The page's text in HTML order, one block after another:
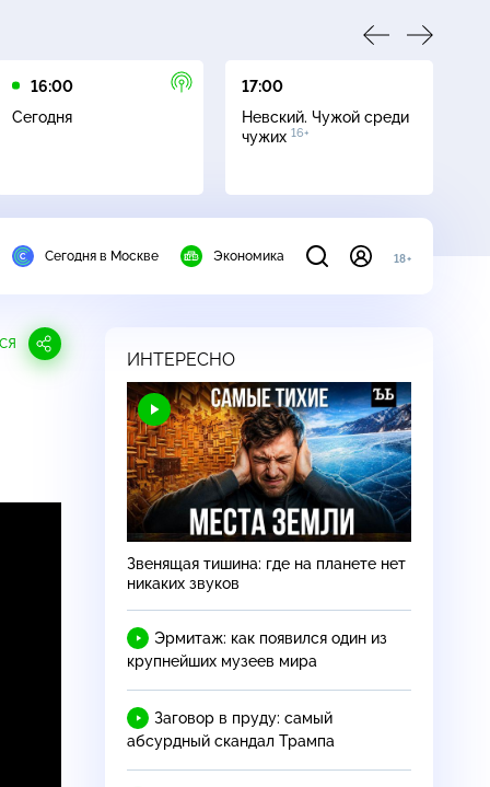
16:00
Сегодня
17:00
Невский. Чужой среди
чужих 16+
Сегодня в Москве Экономика 18+
ИНТЕРЕСНО
Звенящая тишина: где на планете нет
никаких звуков
Эрмитаж: как появился один из
крупнейших музеев мира
Заговор в пруду: самый
абсурдный скандал Трампа